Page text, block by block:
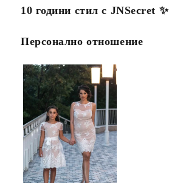
10 години стил с JNSecret ✨️
Персонално отношение